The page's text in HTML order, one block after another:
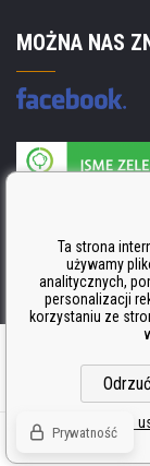
MOŻNA NAS
Producent
ISO 9001, ISO 14001
© Wszelkie
Ta strona
używamy
analitycznych,
personalizacji
korzystaniu ze
Szczegółowe
Prywatność